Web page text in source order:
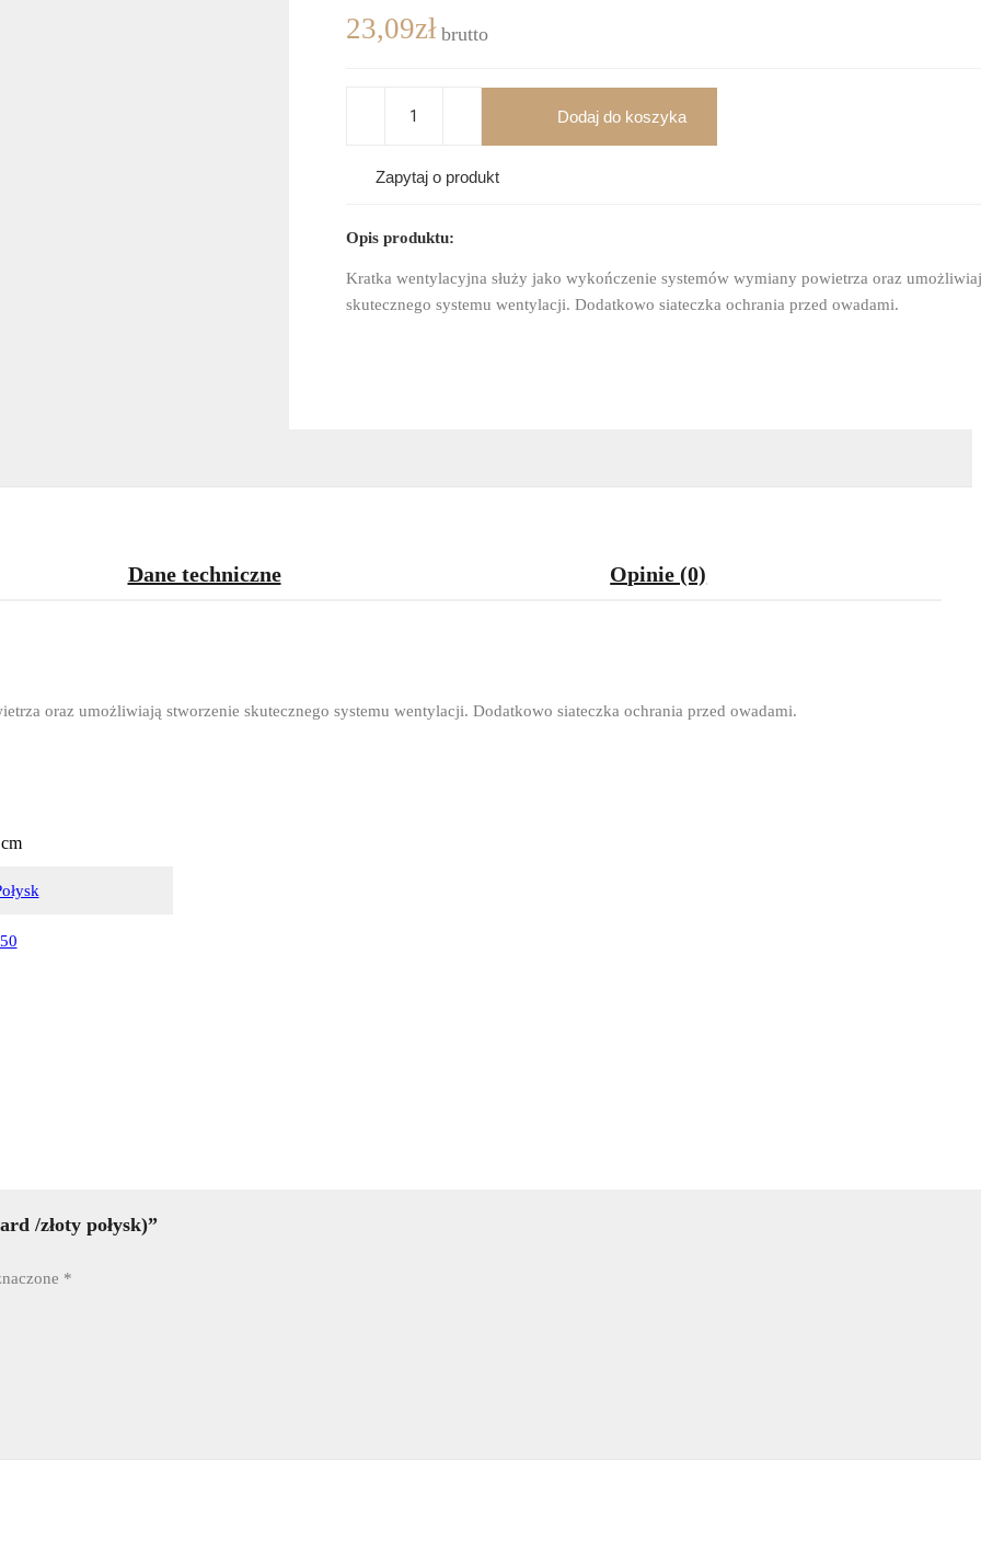
23,09zł brutto
Dodaj do koszyka
Zapytaj o produkt
Opis produktu:
Kratka wentylacyjna służy jako wykończenie systemów wymiany powietrza oraz
skutecznego systemu wentylacji. Dodatkowo siateczka ochrania przed owadami.
Dane techniczne Opinie (0)
oraz umożliwiają stworzenie skutecznego systemu wentylacji. Dodatkowo siateczka ochrania przed owadami.
/złoty połysk)”
*